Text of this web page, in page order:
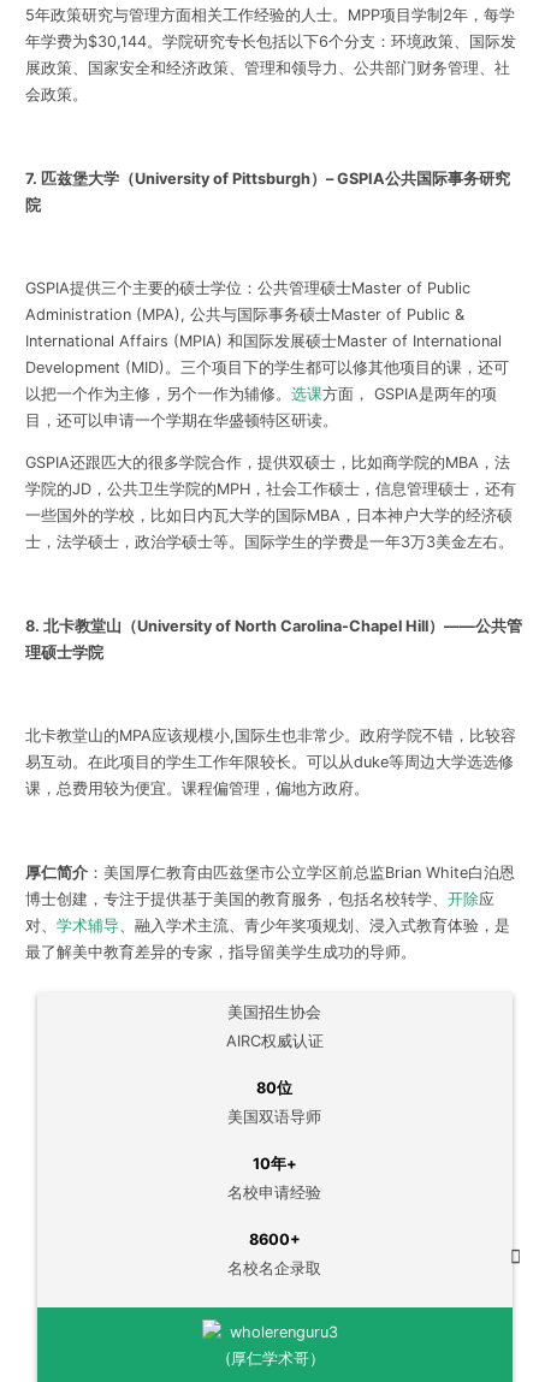
5年政策研究与管理方面相关工作经验的人士。MPP项目学制2年，每学
年学费为$30,144。学院研究专长包括以下6个分支：环境政策、国际发
展政策、国家安全和经济政策、管理和领导力、公共部门财务管理、社
会政策。
7. 匹兹堡大学（University of Pittsburgh） – GSPIA公共国际事务研究
院
GSPIA提供三个主要的硕士学位：公共管理硕士Master of Public
Administration (MPA), 公共与国际事务硕士Master of Public &
International Affairs (MPIA) 和国际发展硕士Master of International
Development (MID)。三个项目下的学生都可以修其他项目的课，还可
以把一个作为主修，另个一作为辅修。 选课方面， GSPIA是两年的项
目，还可以申请一个学期在华盛顿特区研读。
GSPIA还跟匹大的很多学院合作，提供双硕士，比如商学院的MBA，法
学院的JD，公共卫生学院的MPH，社会工作硕士，信息管理硕士，还有
一些国外的学校，比如日内瓦大学的国际MBA，日本神户大学的经济硕
士，法学硕士，政治学硕士等。国际学生的学费是一年3万3美金左右。
8. 北卡教堂山（University of North Carolina-Chapel Hill）——公共管
理硕士学院
北卡教堂山的MPA应该规模小,国际生也非常少。政府学院不错，比较容
易互动。在此项目的学生工作年限较长。可以从duke等周边大学选选修
课，总费用较为便宜。课程偏管理，偏地方政府。
厚仁简介：美国厚仁教育由匹兹堡市公立学区前总监Brian White白泊恩
博士创建，专注于提供基于美国的教育服务，包括名校转学、 开除应
对、 学术辅导、融入学术主流、青少年奖项规划、浸入式教育体验，是
最了解美中教育差异的专家，指导留美学生成功的导师。
美国招生协会
AIRC权威认证
80位
美国双语导师
10年+
名校申请经验
8600+
名校名企录取